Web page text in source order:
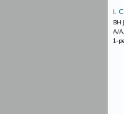
i.
BH
A/
1-